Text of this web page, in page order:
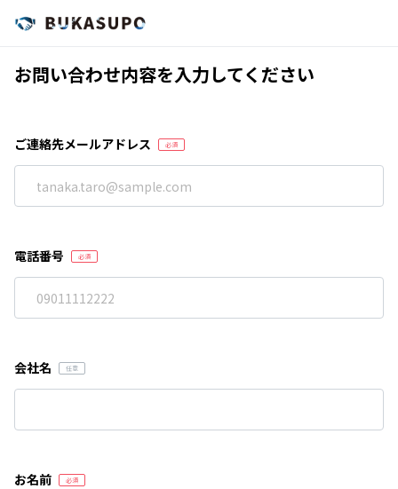
お問い合わせ内容を入力してください
ご連絡先メールアドレス
電話番号
会社名
お名前